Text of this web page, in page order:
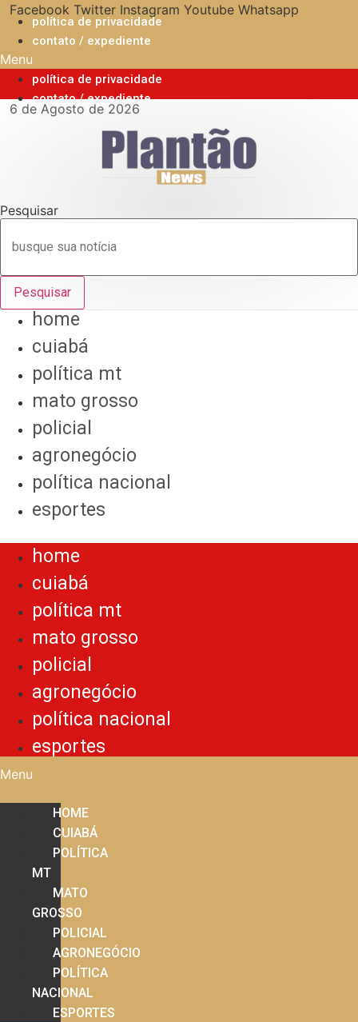
para
conteúdo
Facebook Twitter Instagram Youtube Whatsapp
política de privacidade
contato / expediente
Menu
política de privacidade
contato / expediente
6 de Agosto de 2026
Pesquisar
Pesquisar
home
cuiabá
política mt
mato grosso
policial
agronegócio
política nacional
esportes
home
cuiabá
política mt
mato grosso
policial
agronegócio
política nacional
esportes
Menu
HOME
CUIABÁ
POLÍTICA
MT
MATO
GROSSO
POLICIAL
AGRONEGÓCIO
POLÍTICA
NACIONAL
ESPORTES